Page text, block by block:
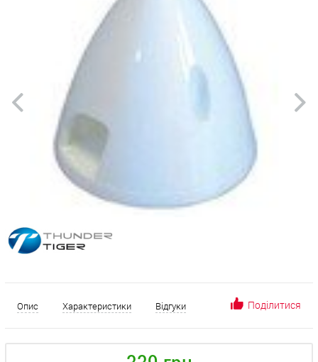
Опис Характеристики Відгуки Поділитися